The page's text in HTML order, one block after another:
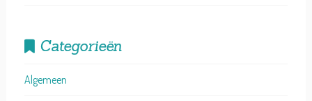
Categorieën
Algemeen